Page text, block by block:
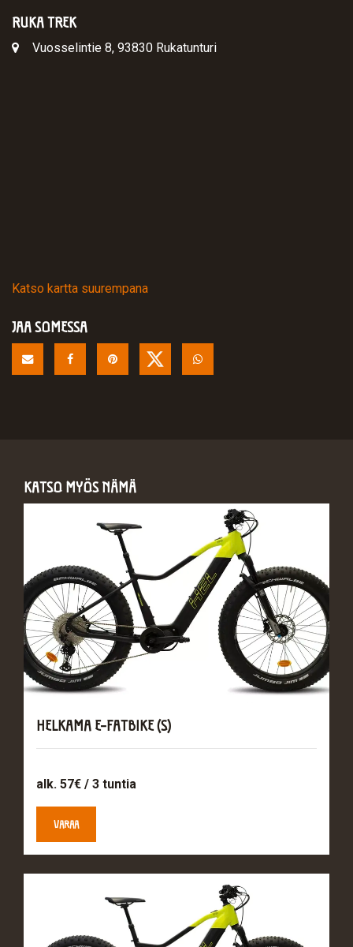
RUKA TREK
Vuosselintie 8, 93830 Rukatunturi
Katso kartta suurempana
JAA SOMESSA
KATSO MYÖS NÄMÄ
HELKAMA E-FATBIKE (S)
alk. 57€ / 3 tuntia
VARAA